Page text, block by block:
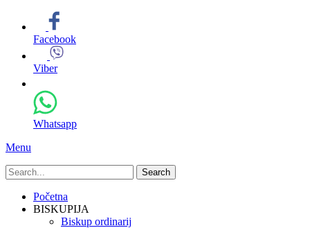
Facebook
Viber
Whatsapp
Menu
Search
for:
Primary
Menu
Skip
Početna
BISKUPIJA
Biskup ordinarij